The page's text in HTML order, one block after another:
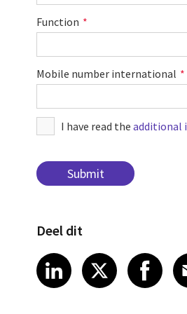
Function
Mobile number international
I have read the additional
Deel dit
Share article on
LinkedIn
Share
XShare